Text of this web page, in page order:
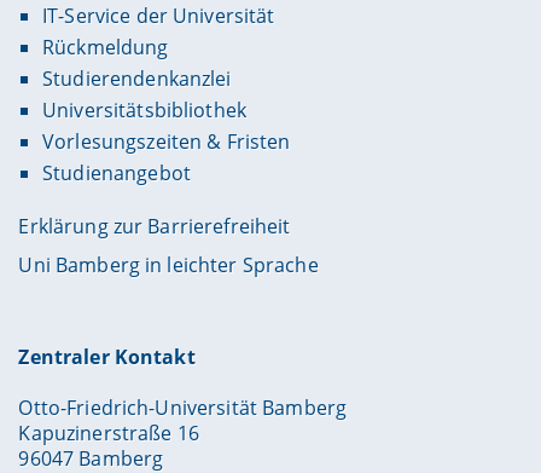
IT-Service der Universität
Rückmeldung
Studierendenkanzlei
Universitätsbibliothek
Vorlesungszeiten & Fristen
Studienangebot
Erklärung zur Barrierefreiheit
Uni Bamberg in leichter Sprache
Zentraler Kontakt
Otto-Friedrich-Universität Bamberg
Kapuzinerstraße 16
96047 Bamberg